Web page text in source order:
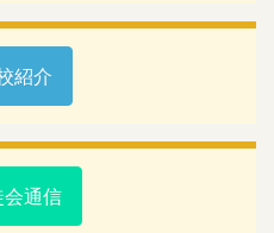
紹介
会通信